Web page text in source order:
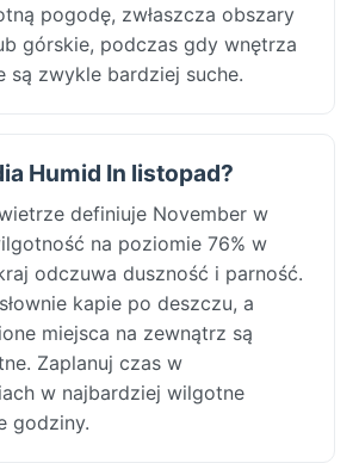
pogodę, zwłaszcza obszary
górskie, podczas gdy wnętrza
są zwykle bardziej suche.
Humid In listopad?
definiuje November w
na poziomie 76% w
odczuwa duszność i parność.
kapie po deszczu, a
miejsca na zewnątrz są
Zaplanuj czas w
w najbardziej wilgotne
godziny.